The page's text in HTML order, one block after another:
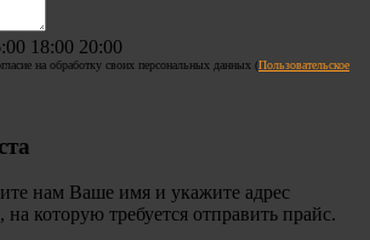
18:00 20:00
на обработку своих персональных данных (Пользовательское
нам Ваше имя и укажите адрес
которую требуется отправить прайс.